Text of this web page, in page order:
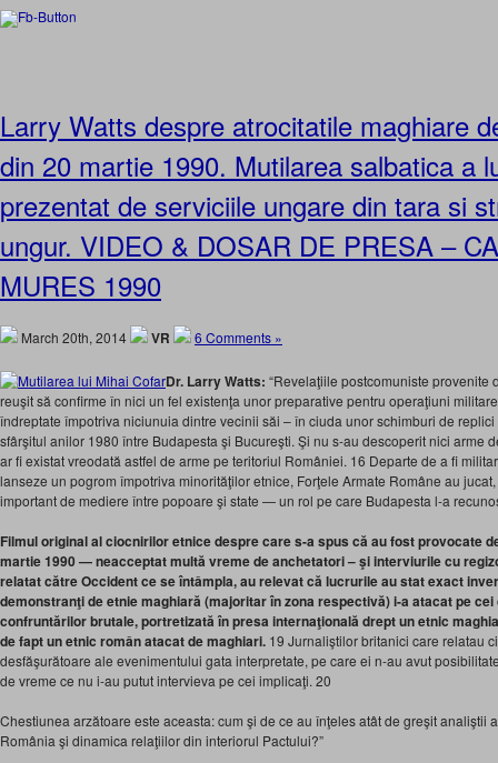
Larry Watts despre atrocitatile maghiare
din 20 martie 1990. Mutilarea salbatica a
prezentat de serviciile ungare din tara si
ungur. VIDEO & DOSAR DE PRESA –
MURES 1990
March 20th, 2014 VR 6 Comments »
Dr. Larry Watts: “Revelaţiile postcomuniste provenite
reuşit să confirme în nici un fel existenţa unor preparative pentru operaţiuni
îndreptate împotriva niciunuia dintre vecinii săi – în ciuda unor schimburi de
sfârşitul anilor 1980 între Budapesta şi Bucureşti. Şi nu s-au descoperit nici arme
ar fi existat vreodată astfel de arme pe teritoriul României. 16 Departe de a fi
lanseze un pogrom împotriva minorităţilor etnice, Forţele Armate Române au
important de mediere între popoare şi state — un rol pe care Budapesta l-a
Filmul original al ciocnirilor etnice despre care s-a spus că au fost provocate
martie 1990 — neacceptat multă vreme de anchetatori – şi interviurile cu
relatat către Occident ce se întâmpla, au relevat că lucrurile au stat exact
demonstranţi de etnie maghiară (majoritar în zona respectivă) i-a atacat pe
confruntărilor brutale, portretizată în presa internaţională drept un etnic
de fapt un etnic român atacat de maghiari. 19 Jurnaliştilor britanici care relatau
desfăşurătoare ale evenimentului gata interpretate, pe care ei n-au avut
de vreme ce nu i-au putut intervieva pe cei implicaţi. 20
Chestiunea arzătoare este aceasta: cum şi de ce au înţeles atât de greşit analiştii
România şi dinamica relaţiilor din interiorul Pactului?”